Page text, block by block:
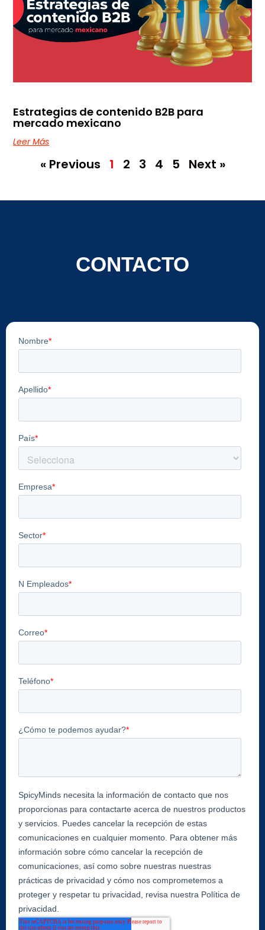
Estrategias de contenido B2B para
mercado mexicano
Leer Más
« Previous 1 2 3 4 5 Next »
CONTACTO